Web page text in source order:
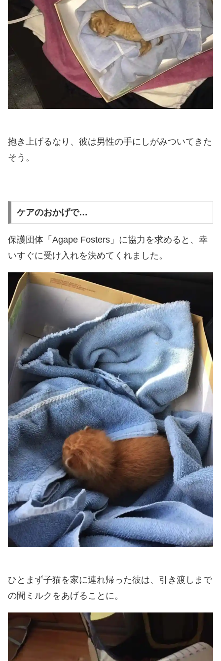
抱き上げるなり、彼は男性の手にしがみついてきた
そう。
ケアのおかげで…
保護団体「Agape Fosters」に協力を求めると、幸
いすぐに受け入れを決めてくれました。
ひとまず子猫を家に連れ帰った彼は、引き渡しまで
の間ミルクをあげることに。